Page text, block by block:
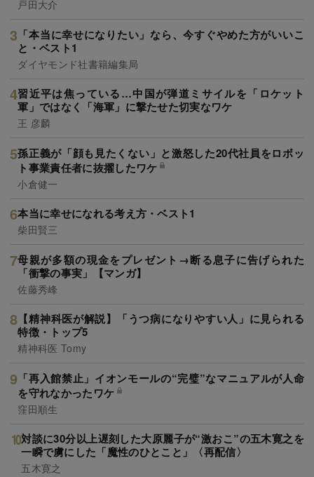
戸田大介
「本当に幸せになりたい」なら、今すぐやめた方がいいこ
と・ベスト1
ダイヤモンド社書籍編集局
習近平は焦っている…中国が弾道ミサイルを「ロケット
軍」ではなく「海軍」に撃たせた切実なワケ
王 彦麟
孫正義が「顔も見たくない」と激怒した20代社員をロボッ
ト事業責任者に抜擢したワケ
小倉健一
本当に幸せになれる考え方・ベスト1
柴田賢三
母親が多額の現金をプレゼント→断る息子に告げられた
「衝撃の事実」【マンガ】
佐藤秀峰
【精神科医が解説】「うつ病になりやすい人」に見られる
特徴・トップ5
精神科医 Tomy
「再入館禁止」イオンモールの“完璧”なマニュアルが人命
を守れなかったワケ
窪田順生
対談に30分以上遅刻した大原麗子が“激おこ”の五木寛之を
一瞬で虜にした「魔性のひとこと」〈再配信〉
五木寛之